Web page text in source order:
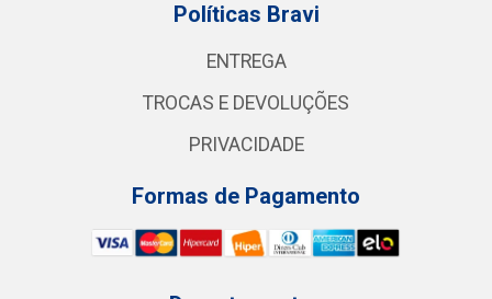
Políticas Bravi
ENTREGA
TROCAS E DEVOLUÇÕES
PRIVACIDADE
Formas de Pagamento